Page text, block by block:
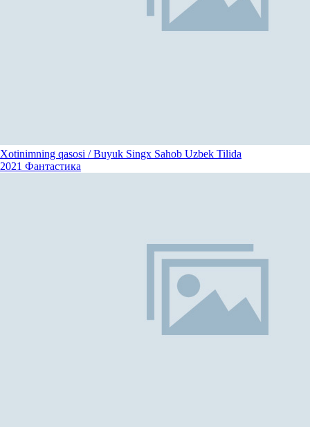
Xotinimning qasosi / Buyuk Singx Sahob Uzbek Tilida
2021 Фантастика